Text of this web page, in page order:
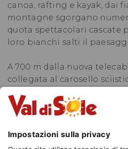
canoa, rafting e kayak, dai
montagne sgorgano
quota spettacolari cascate
loro bianchi salti il
A 700 m dalla nuova
collegata al carosello
di sci nordico. Una vera
nelle ore preferite, dopo
tipici, nazionali,